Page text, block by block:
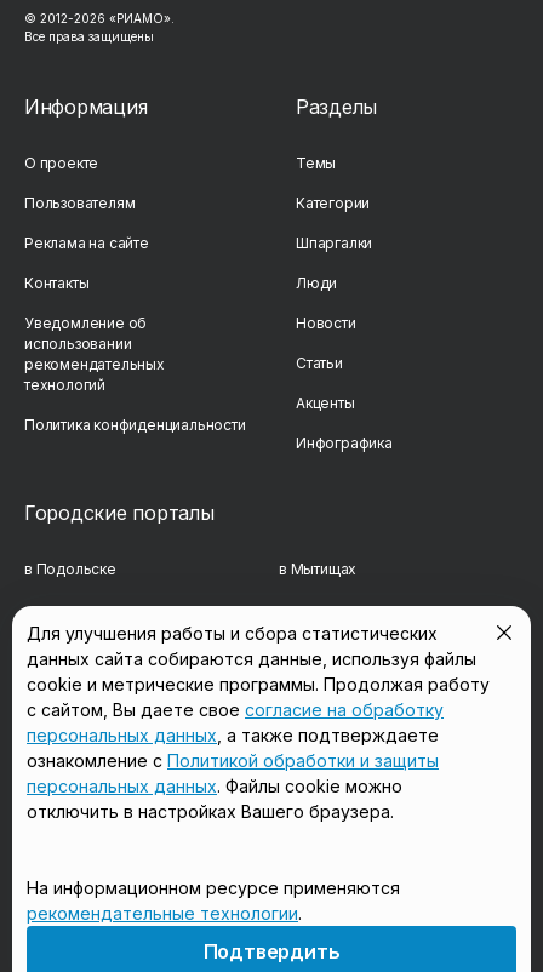
© 2012-2026 «РИАМО».
Все права защищены
Информация
О проекте
Пользователям
Реклама на сайте
Контакты
Уведомление об
использовании
рекомендательных
технологий
Политика конфиденциальности
Разделы
Темы
Категории
Шпаргалки
Люди
Новости
Статьи
Акценты
Инфографика
Городские порталы
в Подольске в Мытищах
в Сергиевом Посаде в Люберцах
в Красногорске в Королёве
в Домодедово в Щёлково
18+
Мы в соцсетях
Для улучшения работы и сбора статистических
данных сайта собираются данные, используя файлы
cookie и метрические программы. Продолжая работу
с сайтом, Вы даете свое согласие на обработку
персональных данных , а также подтверждаете
ознакомление с Политикой обработки и защиты
персональных данных. Файлы cookie можно
отключить в настройках Вашего браузера.
На информационном ресурсе применяются
рекомендательные технологии.
Подтвердить